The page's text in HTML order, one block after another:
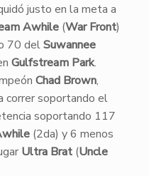
justo en la meta a
Awhile(War Front)
70 delSuwannee
Gulfstream Park.
Chad Brown,
correr soportando el
soportando 117
(2da) y 6 menos
Ultra Brat(Uncle